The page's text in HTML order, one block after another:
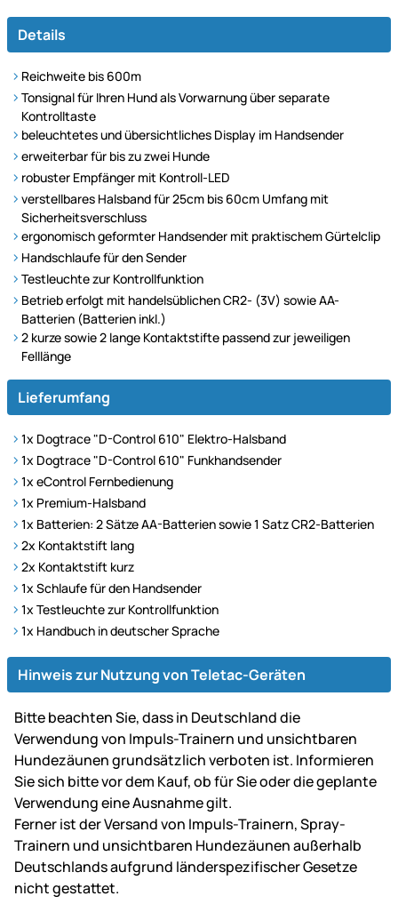
Details
Reichweite bis 600m
Tonsignal für Ihren Hund als Vorwarnung über separate
Kontrolltaste
beleuchtetes und übersichtliches Display im Handsender
erweiterbar für bis zu zwei Hunde
robuster Empfänger mit Kontroll-LED
verstellbares Halsband für 25cm bis 60cm Umfang mit
Sicherheitsverschluss
ergonomisch geformter Handsender mit praktischem Gürtelclip
Handschlaufe für den Sender
Testleuchte zur Kontrollfunktion
Betrieb erfolgt mit handelsüblichen CR2- (3V) sowie AA-
Batterien (Batterien inkl.)
2 kurze sowie 2 lange Kontaktstifte passend zur jeweiligen
Felllänge
Lieferumfang
1x Dogtrace "D-Control 610" Elektro-Halsband
1x Dogtrace "D-Control 610" Funkhandsender
1x eControl Fernbedienung
1x Premium-Halsband
1x Batterien: 2 Sätze AA-Batterien sowie 1 Satz CR2-Batterien
2x Kontaktstift lang
2x Kontaktstift kurz
1x Schlaufe für den Handsender
1x Testleuchte zur Kontrollfunktion
1x Handbuch in deutscher Sprache
Hinweis zur Nutzung von Teletac-Geräten
Bitte beachten Sie, dass in Deutschland die
Verwendung von Impuls-Trainern und unsichtbaren
Hundezäunen grundsätzlich verboten ist. Informieren
Sie sich bitte vor dem Kauf, ob für Sie oder die geplante
Verwendung eine Ausnahme gilt.
Ferner ist der Versand von Impuls-Trainern, Spray-
Trainern und unsichtbaren Hundezäunen außerhalb
Deutschlands aufgrund länderspezifischer Gesetze
nicht gestattet.